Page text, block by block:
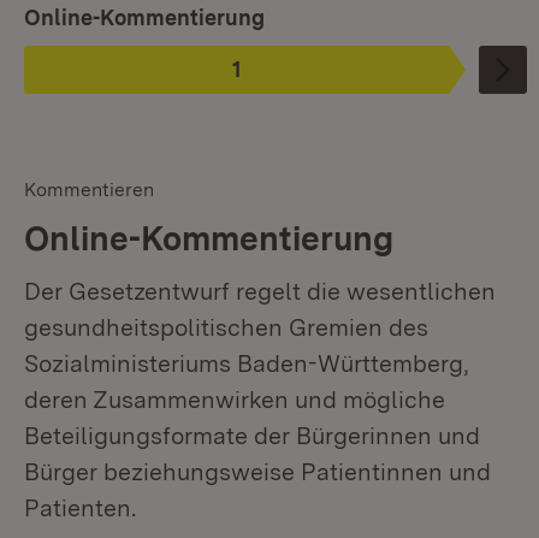
Phase
1
:
Ist ausgewählt.
Online-Kommentierung
Kommentieren
Online-Kommentierung
Der Gesetzentwurf regelt die wesentlichen
gesundheitspolitischen Gremien des
Sozialministeriums Baden-Württemberg,
deren Zusammenwirken und mögliche
Beteiligungsformate der Bürgerinnen und
Bürger beziehungsweise Patientinnen und
Patienten.